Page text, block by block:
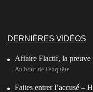
DERNIÈRES VIDÉOS
Affaire Flactif, la preuve
Au bout de l'enquête
Faites entrer l’accusé –